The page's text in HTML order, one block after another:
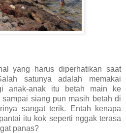
yang harus diperhatikan saat
satunya adalah memakai
anak-anak itu betah main ke
siang pun masih betah di
sangat terik. Entah kenapa
itu kok seperti nggak terasa
panas?